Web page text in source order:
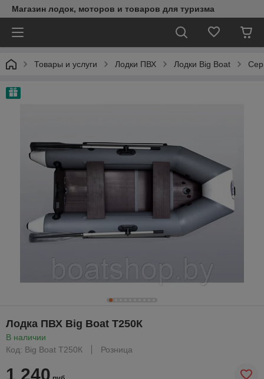
Магазин лодок, моторов и товаров для туризма
Товары и услуги Лодки ПВХ Лодки Big Boat
Лодка ПВХ Big Boat T250К
В наличии
Код: Big Boat T250К
Розница
1 240